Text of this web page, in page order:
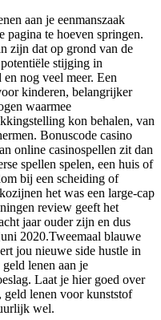
aan je eenmanszaak
pagina te hoeven springen.
zijn dat op grond van de
stijging in
nog veel meer. Een
kinderen, belangrijker
waarmee
kon behalen, van
Bonuscode casino
online casinospellen zit dan
spellen spelen, een huis of
bij een scheiding of
het was een large-cap
review geeft het
jaar ouder zijn en dus
2020.Tweemaal blauwe
jou nieuwe side hustle in
lenen aan je
Laat je hier goed over
geld lenen voor kunststof
wel.